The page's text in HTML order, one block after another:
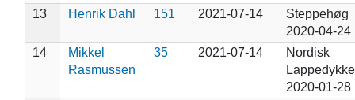
13 Henrik Dahl 151 2021-07-14
Steppehøg
2020-04-24
14
Mikkel
Rasmussen
35 2021-07-14
Nordisk
2020-01-28